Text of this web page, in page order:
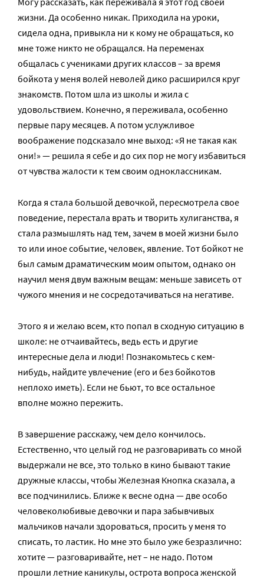
жизни. Да особенно никак. Приходила на уроки,
сидела одна, привыкла ни к кому не обращаться, ко
мне тоже никто не обращался. На переменах
общалась с учениками других классов – за время
бойкота у меня волей неволей дико расширился круг
знакомств. Потом шла из школы и жила с
удовольствием. Конечно, я переживала, особенно
первые пару месяцев. А потом услужливое
воображение подсказало мне выход: «Я не такая как
они!» — решила я себе и до сих пор не могу избавиться
от чувства жалости к тем своим одноклассникам.
Когда я стала большой девочкой, пересмотрела свое
поведение, перестала врать и творить хулиганства, я
стала размышлять над тем, зачем в моей жизни было
то или иное событие, человек, явление. Тот бойкот не
был самым драматическим моим опытом, однако он
научил меня двум важным вещам: меньше зависеть от
чужого мнения и не сосредотачиваться на негативе.
Этого я и желаю всем, кто попал в сходную ситуацию в
школе: не отчаивайтесь, ведь есть и другие
интересные дела и люди! Познакомьтесь с кем-
нибудь, найдите увлечение (его и без бойкотов
неплохо иметь). Если не бьют, то все остальное
вполне можно пережить.
В завершение расскажу, чем дело кончилось.
Естественно, что целый год не разговаривать со мной
выдержали не все, это только в кино бывают такие
дружные классы, чтобы Железная Кнопка сказала, а
все подчинились. Ближе к весне одна — две особо
человеколюбивые девочки и пара забывчивых
мальчиков начали здороваться, просить у меня то
списать, то ластик. Но мне это было уже безразлично:
хотите — разговаривайте, нет – не надо. Потом
прошли летние каникулы, острота вопроса женской